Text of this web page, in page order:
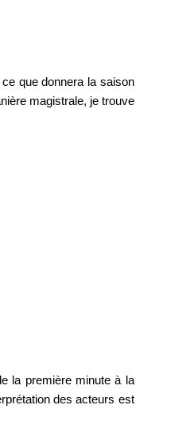
que donnera la saison
magistrale, je trouve
la première minute à la
des acteurs est